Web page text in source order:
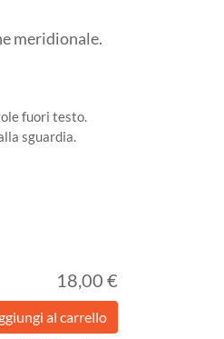
meridionale.
fuori testo.
sguardia.
18,00 €